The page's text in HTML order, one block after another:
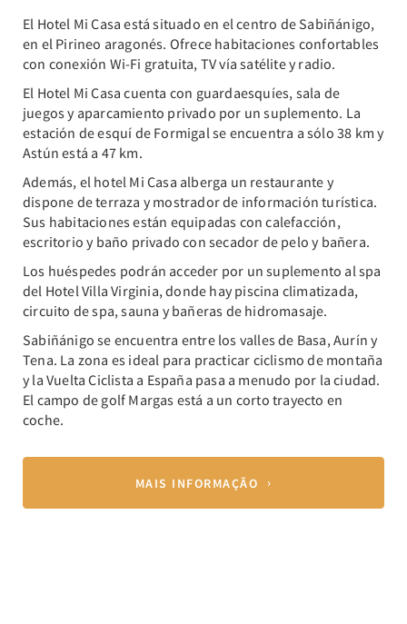
El Hotel Mi Casa está situado en el centro de Sabiñánigo,
en el Pirineo aragonés. Ofrece habitaciones confortables
con conexión Wi-Fi gratuita, TV vía satélite y radio.
El Hotel Mi Casa cuenta con guardaesquíes, sala de
juegos y aparcamiento privado por un suplemento. La
estación de esquí de Formigal se encuentra a sólo 38 km y
Astún está a 47 km.
Además, el hotel Mi Casa alberga un restaurante y
dispone de terraza y mostrador de información turística.
Sus habitaciones están equipadas con calefacción,
escritorio y baño privado con secador de pelo y bañera.
Los huéspedes podrán acceder por un suplemento al spa
del Hotel Villa Virginia, donde hay piscina climatizada,
circuito de spa, sauna y bañeras de hidromasaje.
Sabiñánigo se encuentra entre los valles de Basa, Aurín y
Tena. La zona es ideal para practicar ciclismo de montaña
y la Vuelta Ciclista a España pasa a menudo por la ciudad.
El campo de golf Margas está a un corto trayecto en
coche.
MAIS INFORMAÇÃO